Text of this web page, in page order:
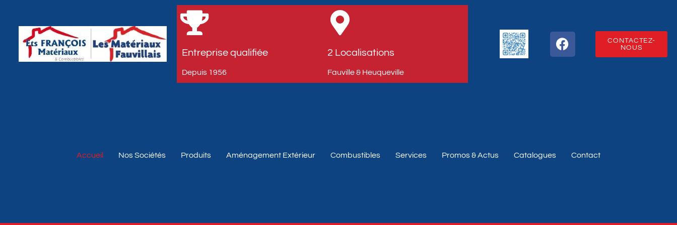
Entreprise qualifiée
Depuis 1956​
2 Localisations
Fauville & Heuqueville​
CONTACTEZ-
NOUS
Accueil Nos Sociétés Produits Aménagement Extérieur Combustibles Services Promos & Actus Catalogues Contact